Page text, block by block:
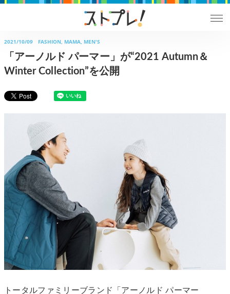
2021/10/09 FASHION, MAMA, MEN'S
「アーノルド パーマー」が“2021 Autumn＆
Winter Collection”を公開
トータルファミリーブランド「アーノルド パーマー